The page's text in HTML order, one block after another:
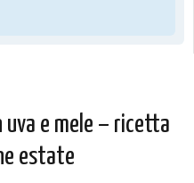
uva e mele – ricetta
estate